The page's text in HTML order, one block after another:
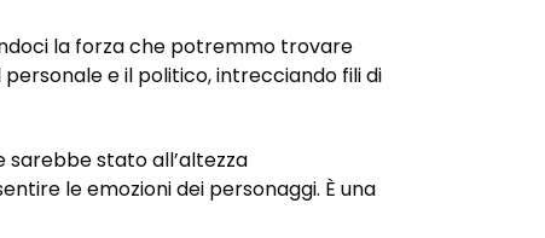
la forza che potremmo trovare
e il politico, intrecciando fili di
sarebbe stato all’altezza
le emozioni dei personaggi. È una